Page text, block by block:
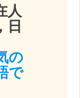
人
日
の
で